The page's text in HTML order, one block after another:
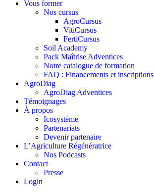
Vous former
Nos cursus
AgroCursus
VitiCursus
FertiCursus
Soil Academy
Pack Maîtrise Adventices
Notre catalogue de formation
FAQ : Financements et inscriptions
AgroDiag
AgroDiag Adventices
Témoignages
À propos
Icosystème
Partenariats
Devenir partenaire
L’Agriculture Régénératrice
Nos Podcasts
Contact
Presse
Login